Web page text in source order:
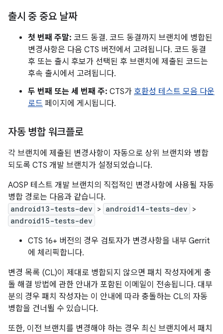
출시 중 중요 날짜
첫 번째 주말: 코드 동결. 코드 동결까지 브랜치에 병합된
변경사항은 다음 CTS 버전에서 고려됩니다. 코드 동결
후 또는 출시 후보가 선택된 후 브랜치에 제출된 코드는
후속 출시에서 고려됩니다.
두 번째 또는 세 번째 주: CTS가 호환성 테스트 모음 다운
로드 페이지에 게시됩니다.
자동 병합 워크플로
각 브랜치에 제출된 변경사항이 자동으로 상위 브랜치와 병합
되도록 CTS 개발 브랜치가 설정되었습니다.
AOSP 테스트 개발 브랜치의 직접적인 변경사항에 사용될 자동
병합 경로는 다음과 같습니다.
android13-tests-dev > android14-tests-dev >
android15-tests-dev
CTS 16+ 버전의 경우 검토자가 변경사항을 내부 Gerrit
에 체리픽합니다.
변경 목록 (CL)이 제대로 병합되지 않으면 패치 작성자에게 충
돌 해결 방법에 관한 안내가 포함된 이메일이 전송됩니다. 대부
분의 경우 패치 작성자는 이 안내에 따라 충돌하는 CL의 자동
병합을 건너뛸 수 있습니다.
또한, 이전 브랜치를 변경해야 하는 경우 최신 브랜치에서 패치